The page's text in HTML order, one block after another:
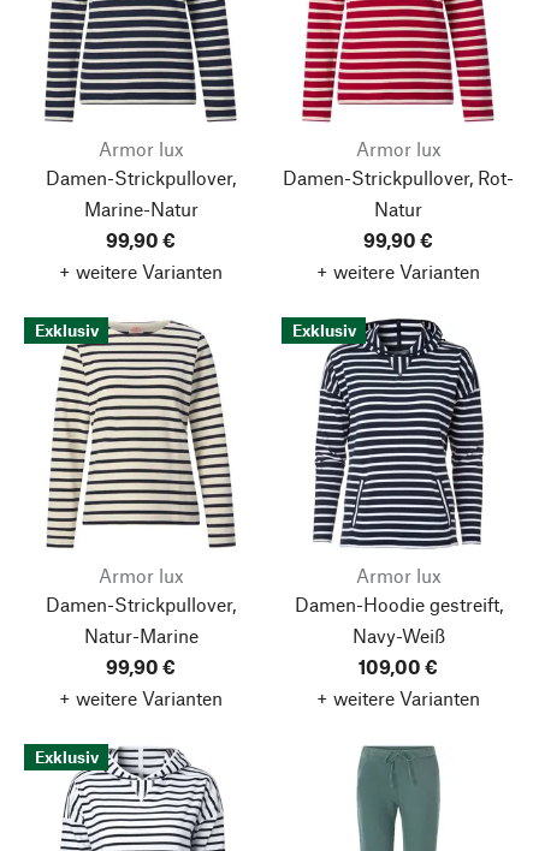
Armor lux
Damen-Strickpullover,
Marine-Natur
99,90 €
+ weitere Varianten
Armor lux
Damen-Strickpullover, Rot-
Natur
99,90 €
+ weitere Varianten
Exklusiv
Armor lux
Damen-Strickpullover,
Natur-Marine
99,90 €
+ weitere Varianten
Exklusiv
Armor lux
Damen-Hoodie gestreift,
Navy-Weiß
109,00 €
+ weitere Varianten
Exklusiv